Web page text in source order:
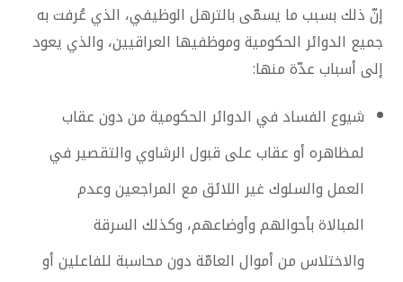
إنّ ذلك بسبب ما يسمّى بالترهل الوظيفي، الذي عُرفت به
جميع الدوائر الحكومية وموظفيها العراقيين، والذي يعود
إلى أسباب عدّة منها:
شيوع الفساد في الدوائر الحكومية من دون عقاب
لمظاهره أو عقاب على قبول الرشاوي والتقصير في
العمل والسلوك غير اللائق مع المراجعين وعدم
المبالاة بأحوالهم وأوضاعهم، وكذلك السرقة
والاختلاس من أموال العامّة دون محاسبة للفاعلين أو